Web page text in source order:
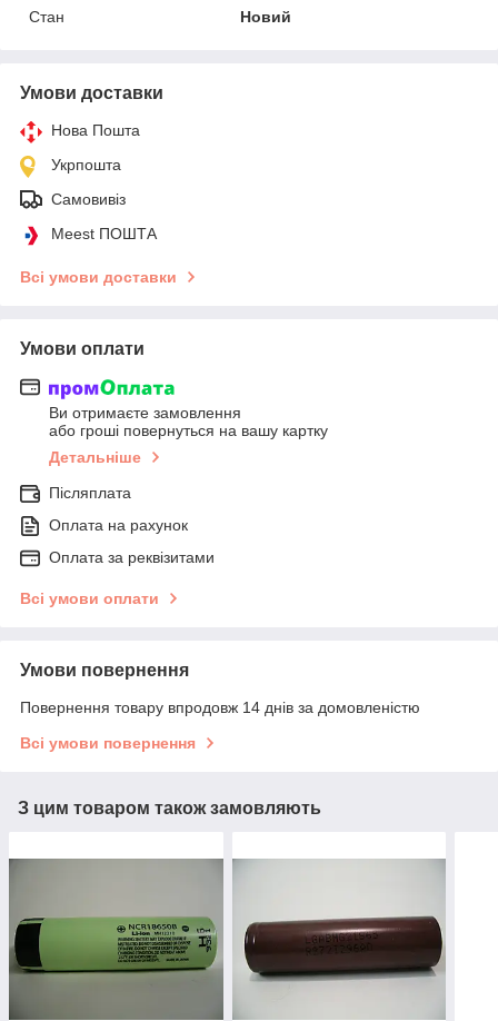
Стан
Новий
Умови доставки
Нова Пошта
Укрпошта
Самовивіз
Meest ПОШТА
Всі умови доставки
Умови оплати
Ви отримаєте замовлення
або гроші повернуться на вашу картку
Детальніше
Післяплата
Оплата на рахунок
Оплата за реквізитами
Всі умови оплати
Умови повернення
Повернення товару впродовж 14 днів за домовленістю
Всі умови повернення
З цим товаром також замовляють